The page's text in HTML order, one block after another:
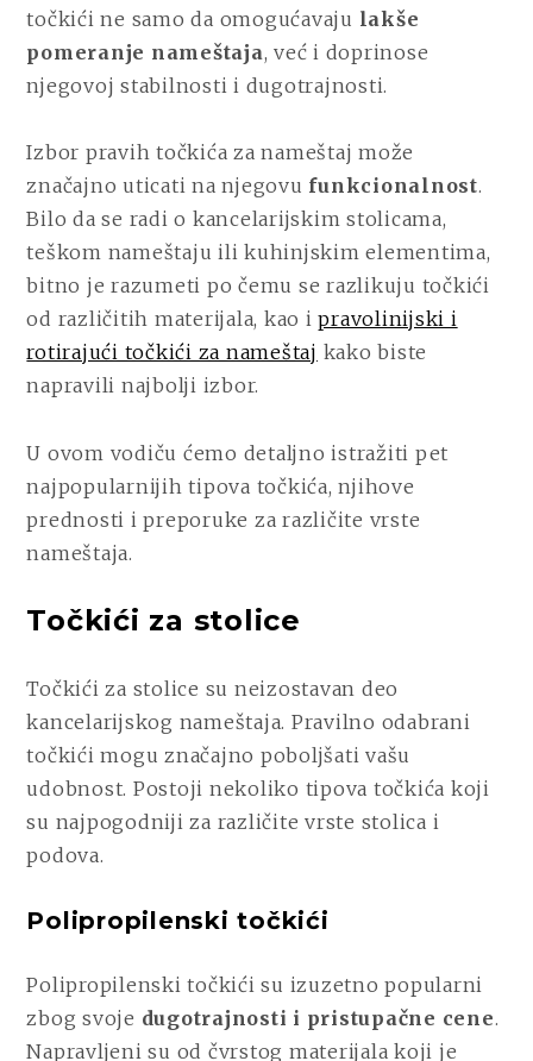
VRSTE
NAMEŠTAJA
točkići ne samo da omogućavaju lakše
pomeranje nameštaja, već i doprinose
njegovoj stabilnosti i dugotrajnosti.
Izbor pravih točkića za nameštaj može
značajno uticati na njegovu funkcionalnost.
Bilo da se radi o kancelarijskim stolicama,
teškom nameštaju ili kuhinjskim elementima,
bitno je razumeti po čemu se razlikuju točkići
od različitih materijala, kao ipravolinijski i
rotirajući točkići za nameštaj kako biste
napravili najbolji izbor.
U ovom vodiču ćemo detaljno istražiti pet
najpopularnijih tipova točkića, njihove
prednosti i preporuke za različite vrste
nameštaja.
Točkići za stolice
Točkići za stolice su neizostavan deo
kancelarijskog nameštaja. Pravilno odabrani
točkići mogu značajno poboljšati vašu
udobnost. Postoji nekoliko tipova točkića koji
su najpogodniji za različite vrste stolica i
podova.
Polipropilenski točkići
Polipropilenski točkići su izuzetno popularni
zbog svoje dugotrajnosti i pristupačne cene.
Napravljeni su od čvrstog materijala koji je